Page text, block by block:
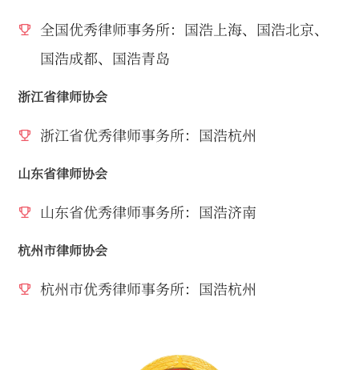
全国优秀律师事务所：国浩上海、国浩北京、
国浩成都、国浩青岛
浙江省律师协会
浙江省优秀律师事务所：国浩杭州
山东省律师协会
山东省优秀律师事务所：国浩济南
杭州市律师协会
杭州市优秀律师事务所：国浩杭州